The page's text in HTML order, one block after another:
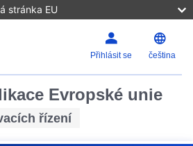
stránka EU
Přihlásit se čeština
Evropské unie
řízení